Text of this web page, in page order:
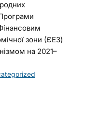
зони (ЄЕЗ)
на 2021–